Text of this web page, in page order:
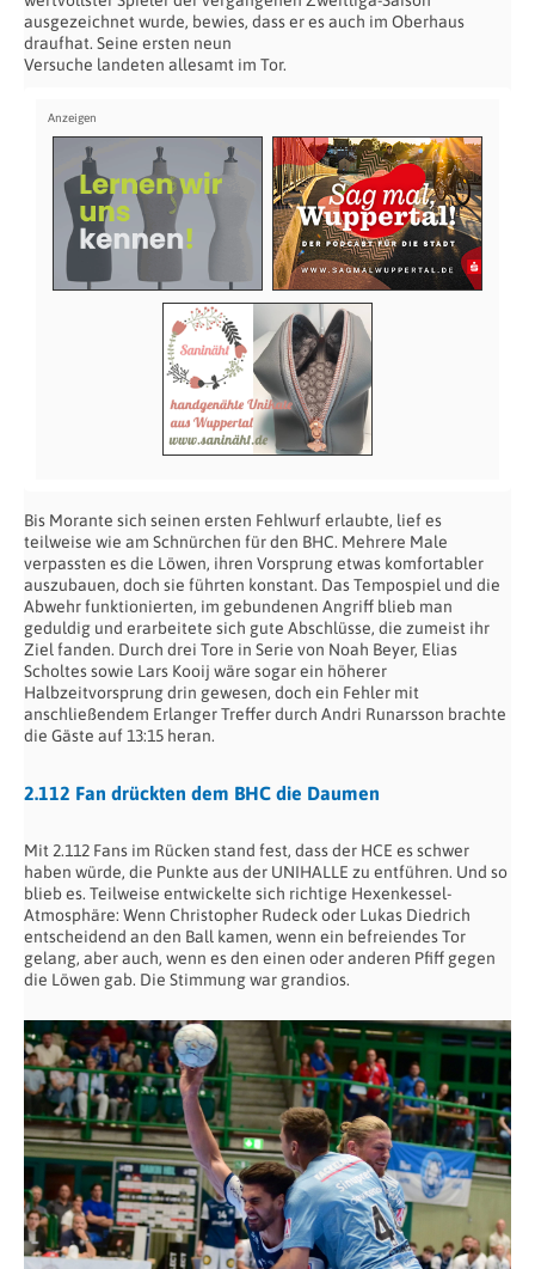
ausgezeichnet wurde, bewies, dass er es auch im Oberhaus
draufhat. Seine ersten neun
Versuche landeten allesamt im Tor.
Bis Morante sich seinen ersten Fehlwurf erlaubte, lief es
teilweise wie am Schnürchen für den BHC. Mehrere Male
verpassten es die Löwen, ihren Vorsprung etwas komfortabler
auszubauen, doch sie führten konstant. Das Tempospiel und die
Abwehr funktionierten, im gebundenen Angriff blieb man
geduldig und erarbeitete sich gute Abschlüsse, die zumeist ihr
Ziel fanden. Durch drei Tore in Serie von Noah Beyer, Elias
Scholtes sowie Lars Kooij wäre sogar ein höherer
Halbzeitvorsprung drin gewesen, doch ein Fehler mit
anschließendem Erlanger Treffer durch Andri Runarsson brachte
die Gäste auf 13:15 heran.
2.112 Fan drückten dem BHC die Daumen
Mit 2.112 Fans im Rücken stand fest, dass der HCE es schwer
haben würde, die Punkte aus der UNIHALLE zu entführen. Und so
blieb es. Teilweise entwickelte sich richtige Hexenkessel-
Atmosphäre: Wenn Christopher Rudeck oder Lukas Diedrich
entscheidend an den Ball kamen, wenn ein befreiendes Tor
gelang, aber auch, wenn es den einen oder anderen Pfiff gegen
die Löwen gab. Die Stimmung war grandios.